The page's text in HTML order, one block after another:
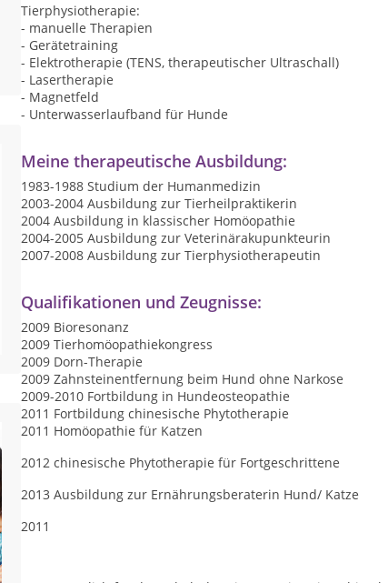
Tierphysiotherapie:
- manuelle Therapien
- Gerätetraining
- Elektrotherapie (TENS, therapeutischer Ultraschall)
- Lasertherapie
- Magnetfeld
- Unterwasserlaufband für Hunde
Meine therapeutische Ausbildung:
1983-1988 Studium der Humanmedizin
2003-2004 Ausbildung zur Tierheilpraktikerin
2004 Ausbildung in klassischer Homöopathie
2004-2005 Ausbildung zur Veterinärakupunkteurin
2007-2008 Ausbildung zur Tierphysiotherapeutin
Qualifikationen und Zeugnisse:
2009 Bioresonanz
2009 Tierhomöopathiekongress
2009 Dorn-Therapie
2009 Zahnsteinentfernung beim Hund ohne Narkose
2009-2010 Fortbildung in Hundeosteopathie
2011 Fortbildung chinesische Phytotherapie
2011 Homöopathie für Katzen
2012 chinesische Phytotherapie für Fortgeschrittene
2013 Ausbildung zur Ernährungsberaterin Hund/ Katze
2011